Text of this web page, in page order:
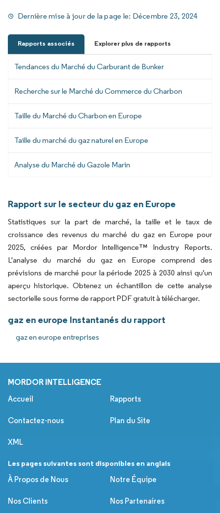
Dernière mise à jour de la page le: Décembre 23, 2024
Rapports associés Explorer plus de rapports
Tendances du Marché du Carburant de Bunker
Recherche sur le Marché du Commerce du Charbon
Taille du Marché du Charbon en Europe
Taille du marché du gaz naturel en Europe
Analyse du Marché du Gazole Marin
Rapport sur le secteur du gaz en Europe
Statistiques sur la part de marché, la taille et le taux de
croissance des revenus du marché du gaz en Europe pour
2025, créées par Mordor Intelligence™ Industry Reports.
L'analyse du marché du gaz en Europe comprend des
prévisions de marché pour la période 2025 à 2030 ainsi qu'un
aperçu historique. Obtenez un échantillon de cette analyse
sectorielle sous forme de rapport PDF gratuit à télécharger.
gaz en europe Instantanés du rapport
gaz en europe entreprises
MORDOR INTELLIGENCE
Accueil Rapports
Contactez-nous Plan du Site
XML
Les pages suivantes sont disponibles en anglais
À Propos de Nous
Notre Équipe
Nos Clients Nos Partenaires